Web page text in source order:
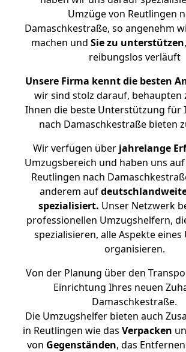
Umzüge von Reutlingen
Damaschkestraße, so angenehm
machen und Sie zu unterstützen
reibungslos verläuft
Unsere Firma kennt die besten
wir sind stolz darauf, behaupten
Ihnen die beste Unterstützung für
nach Damaschkestraße bieten
Wir verfügen überjahrelange
Umzugsbereich und haben uns
Reutlingen nach
anderem auf
spezialisiert. Unser Netzwerk
professionellen Umzugshelfern,
spezialisieren, alle Aspekte eines
organisieren.
Von der Planung über den
Einrichtung Ihres neuen
Damaschkestraße.
Die Umzugshelfer bieten auch
in Reutlingen wie das Verpacken
von Gegenständen, das